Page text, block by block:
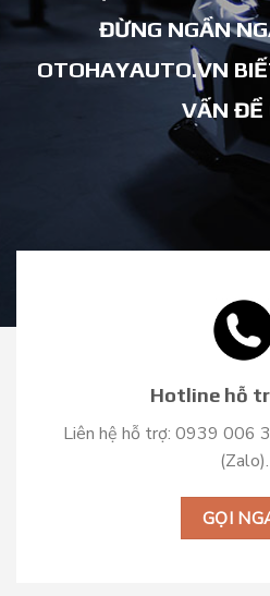
ĐỪNG NGẦN
OTOHAYAUTO.VN
VẤN ĐỀ
Hotline hỗ
Liên hệ hỗ trợ: 0939 006
(Zalo).
GỌI